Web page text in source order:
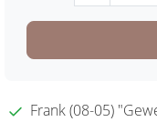
Frank (08-05)